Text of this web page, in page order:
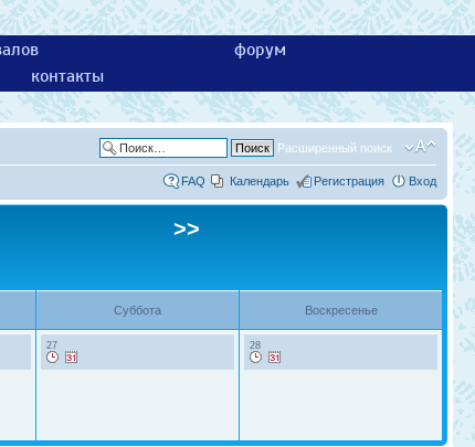
форум
контакты
Расширенный поиск
FAQ Календарь Регистрация Вход
>>
Суббота Воскресенье
27 28